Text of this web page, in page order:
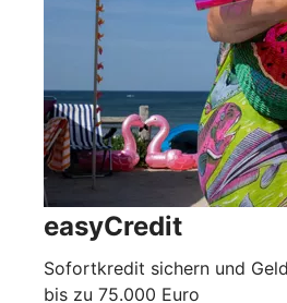
easyCredit
Sofortkredit sichern und
bis zu 75.000 Euro